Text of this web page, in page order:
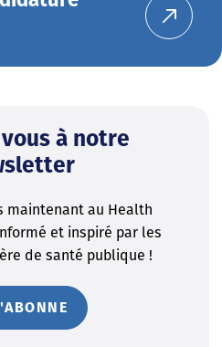
à notre
maintenant au Health
et inspiré par les
de santé publique !